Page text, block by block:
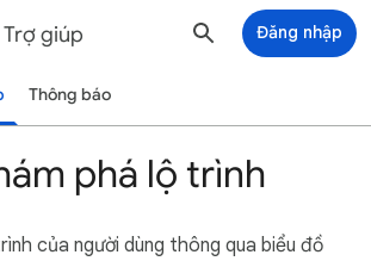
giúp Đăng nhập
Thông báo
phá lộ trình
của người dùng thông qua biểu đồ